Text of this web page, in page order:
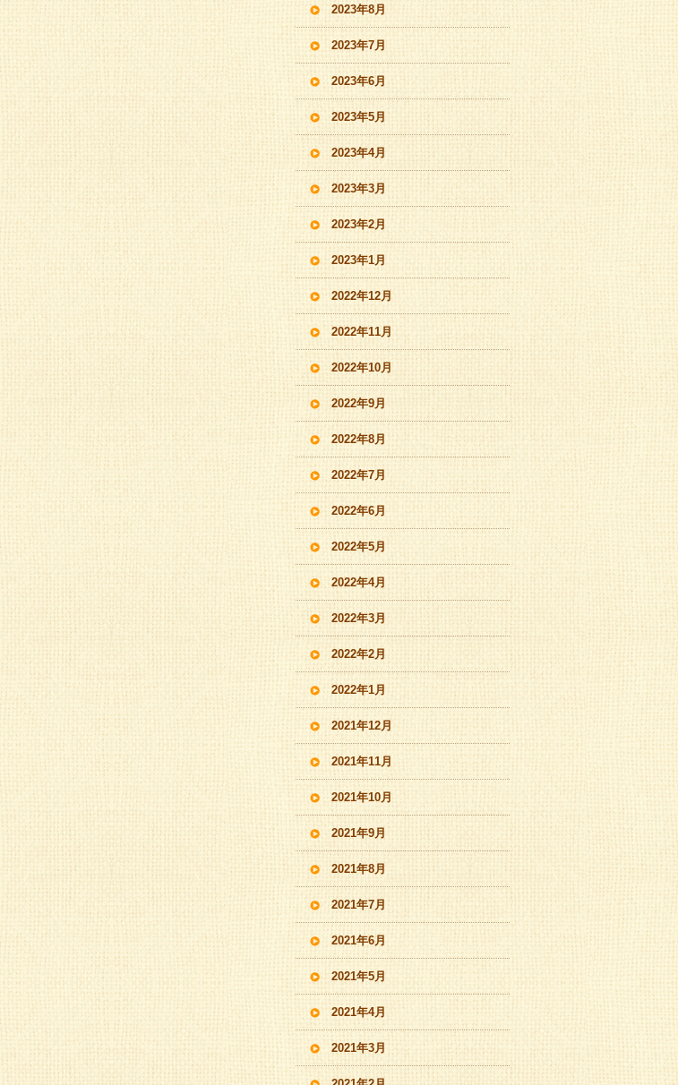
2023年8月
2023年7月
2023年6月
2023年5月
2023年4月
2023年3月
2023年2月
2023年1月
2022年12月
2022年11月
2022年10月
2022年9月
2022年8月
2022年7月
2022年6月
2022年5月
2022年4月
2022年3月
2022年2月
2022年1月
2021年12月
2021年11月
2021年10月
2021年9月
2021年8月
2021年7月
2021年6月
2021年5月
2021年4月
2021年3月